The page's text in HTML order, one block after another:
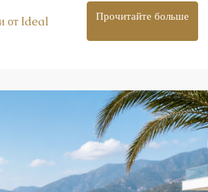
от Ideal
Прочитайте больше